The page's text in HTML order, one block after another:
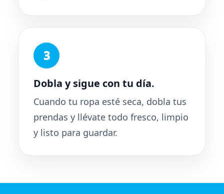
Dobla y sigue con tu día.
Cuando tu ropa esté seca, dobla tus
prendas y llévate todo fresco, limpio
y listo para guardar.